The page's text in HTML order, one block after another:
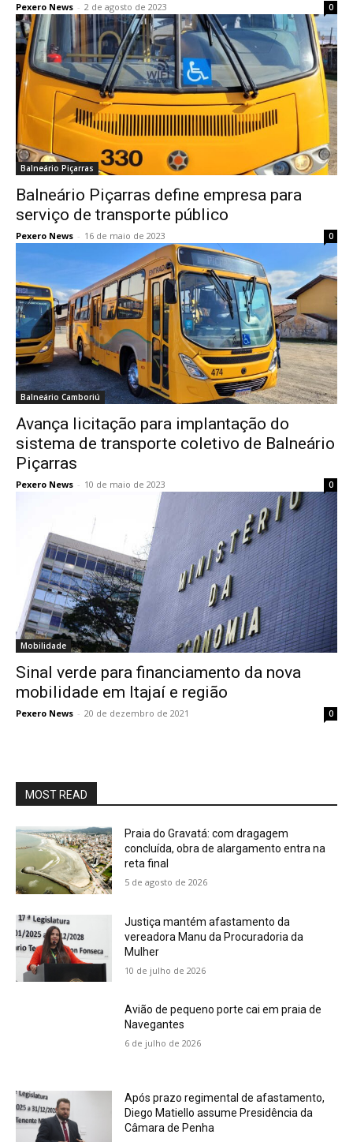
Pexero News - 2 de agosto de 2023 0
Balneário Piçarras
Balneário Piçarras define empresa para
serviço de transporte público
Pexero News - 16 de maio de 2023 0
Balneário Camboriú
Avança licitação para implantação do
sistema de transporte coletivo de Balneário
Piçarras
Pexero News - 10 de maio de 2023 0
Mobilidade
Sinal verde para financiamento da nova
mobilidade em Itajaí e região
Pexero News - 20 de dezembro de 2021 0
MOST READ
Praia do Gravatá: com dragagem
concluída, obra de alargamento entra na
reta final
5 de agosto de 2026
Justiça mantém afastamento da
vereadora Manu da Procuradoria da
Mulher
10 de julho de 2026
Avião de pequeno porte cai em praia de
Navegantes
6 de julho de 2026
Após prazo regimental de afastamento,
Diego Matiello assume Presidência da
Câmara de Penha